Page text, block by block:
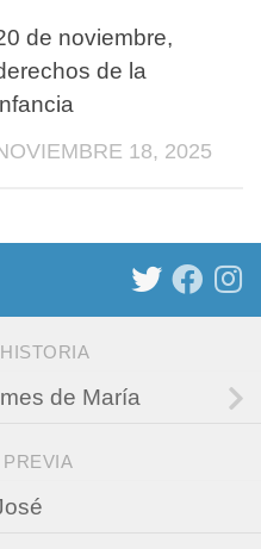
de noviembre,
de la
18, 2025
de María
PREVIA